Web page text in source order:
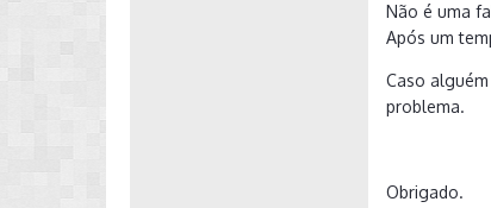
Não é uma
Após um
Caso
problema.
Obrigado.